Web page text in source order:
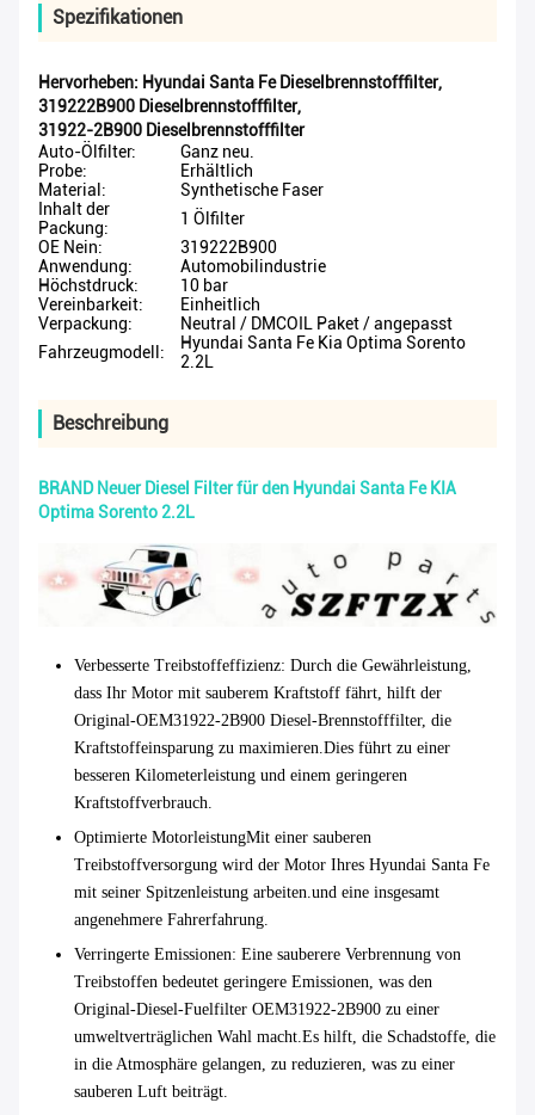
Spezifikationen
Hervorheben: Hyundai Santa Fe Dieselbrennstofffilter,
319222B900 Dieselbrennstofffilter,
31922-2B900 Dieselbrennstofffilter
Auto-Ölfilter:
Ganz neu.
Probe:
Erhältlich
Material:
Synthetische Faser
Inhalt der
Packung:
1 Ölfilter
OE Nein:
319222B900
Anwendung:
Automobilindustrie
Höchstdruck:
10 bar
Vereinbarkeit:
Einheitlich
Verpackung:
Neutral / DMCOIL Paket / angepasst
Fahrzeugmodell:
Hyundai Santa Fe Kia Optima Sorento
2.2L
Beschreibung
BRAND Neuer Diesel Filter für den Hyundai Santa Fe KIA
Optima Sorento 2.2L
Verbesserte Treibstoffeffizienz: Durch die Gewährleistung,
dass Ihr Motor mit sauberem Kraftstoff fährt, hilft der
Original-OEM31922-2B900 Diesel-Brennstofffilter, die
Kraftstoffeinsparung zu maximieren.Dies führt zu einer
besseren Kilometerleistung und einem geringeren
Kraftstoffverbrauch.
Optimierte MotorleistungMit einer sauberen
Treibstoffversorgung wird der Motor Ihres Hyundai Santa Fe
mit seiner Spitzenleistung arbeiten.und eine insgesamt
angenehmere Fahrerfahrung.
Verringerte Emissionen: Eine sauberere Verbrennung von
Treibstoffen bedeutet geringere Emissionen, was den
Original-Diesel-Fuelfilter OEM31922-2B900 zu einer
umweltverträglichen Wahl macht.Es hilft, die Schadstoffe, die
in die Atmosphäre gelangen, zu reduzieren, was zu einer
sauberen Luft beiträgt.